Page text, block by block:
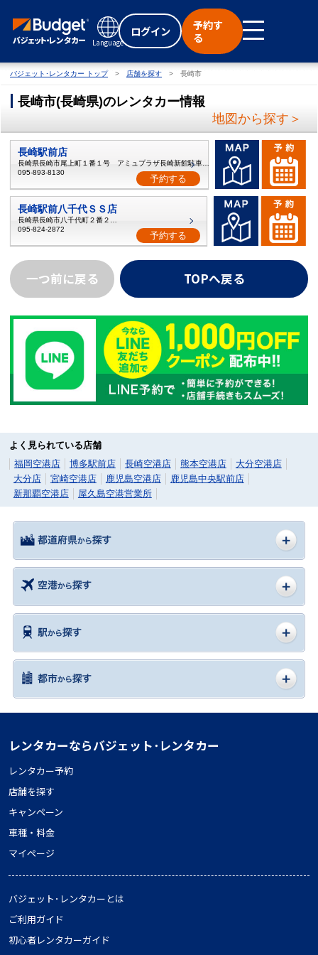
Language
ログイン
予約す
る
バジェット･レンタカー トップ 店舗を探す 長崎市
長崎市(長崎県)のレンタカー情報
地図から探す＞
長崎駅前店
095-893-8130
予約する
長崎駅前八千代ＳＳ店
095-824-2872
予約する
一つ前に戻る TOPへ戻る
よく見られている店舗
福岡空港店
博多駅前店 長崎空港店 熊本空港店
大分空港店
大分店
宮崎空港店 鹿児島空港店
鹿児島中央駅前店
新那覇空港店
屋久島空港営業所
レンタカーならバジェット･レンタカー
レンタカー予約
店舗を探す
キャンペーン
車種・料金
マイページ
バジェット･レンタカーとは
ご利用ガイド
初心者レンタカーガイド